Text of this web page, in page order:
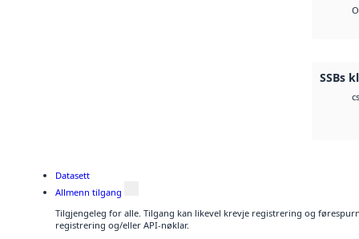
SSBs
Datasett
Allmenn tilgang
Tilgjengeleg for alle. Tilgang kan likevel krevje registrering og
registrering og/eller API-nøklar.